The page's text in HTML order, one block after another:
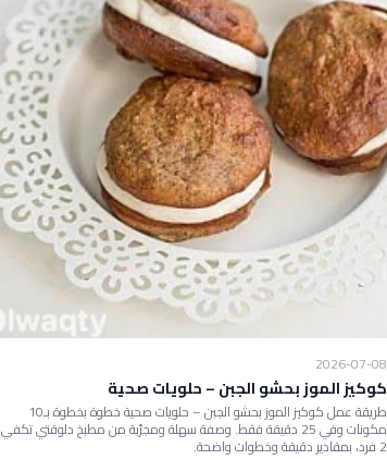
2026-07-08
كوكيز الموز بحشو الجبن – حلويات صحية
طريقة عمل كوكيز الموز بحشو الجبن – حلويات صحية خطوة بخطوة بـ10
مكونات وفي 25 دقيقة فقط. وصفة سهلة ومجرّبة من مطبخ دلوقتي تكفي
2 فرد، بمقادير دقيقة وخطوات واضحة.